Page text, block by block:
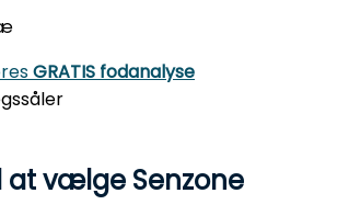
GRATIS fodanalyse
at vælge Senzone